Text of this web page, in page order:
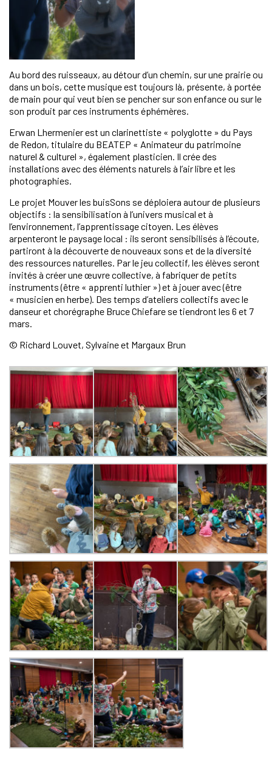
Au bord des ruisseaux, au détour d’un chemin, sur une prairie ou
dans un bois, cette musique est toujours là, présente, à portée
de main pour qui veut bien se pencher sur son enfance ou sur le
son produit par ces instruments éphémères.
Erwan Lhermenier est un clarinettiste « polyglotte » du Pays
de Redon, titulaire du BEATEP « Animateur du patrimoine
naturel & culturel », également plasticien. Il crée des
installations avec des éléments naturels à l’air libre et les
photographies.
Le projet Mouver les buisSons se déploiera autour de plusieurs
objectifs : la sensibilisation à l’univers musical et à
l’environnement, l’apprentissage citoyen. Les élèves
arpenteront le paysage local : ils seront sensibilisés à l’écoute,
partiront à la découverte de nouveaux sons et de la diversité
des ressources naturelles. Par le jeu collectif, les élèves seront
invités à créer une œuvre collective, à fabriquer de petits
instruments (être « apprenti luthier ») et à jouer avec (être
« musicien en herbe). Des temps d’ateliers collectifs avec le
danseur et chorégraphe Bruce Chiefare se tiendront les 6 et 7
mars.
© Richard Louvet, Sylvaine et Margaux Brun